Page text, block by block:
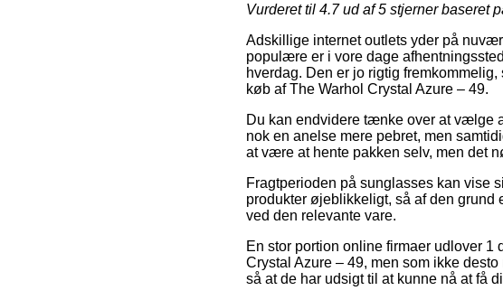
Vurderet til 4.7ud af 5 stjerner baseret
Adskillige internet outlets yder på
populære er i vore dage
hverdag. Den er jo rigtig
køb af The Warhol Crystal Azure – 49.
Du kan endvidere tænke over at vælge
nok en anelse mere pebret, men
at være at hente pakken selv, men det
Fragtperioden på sunglasses kan vise
produkter øjeblikkeligt, så af den
ved den relevante vare.
En stor portion online firmaer udlover 1
Crystal Azure – 49, men som ikke
så at de har udsigt til at kunne nå at få